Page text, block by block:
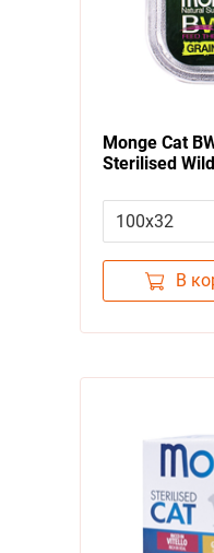
Monge Cat
Sterilised
из Кабана с
упаковку)
100х32
В